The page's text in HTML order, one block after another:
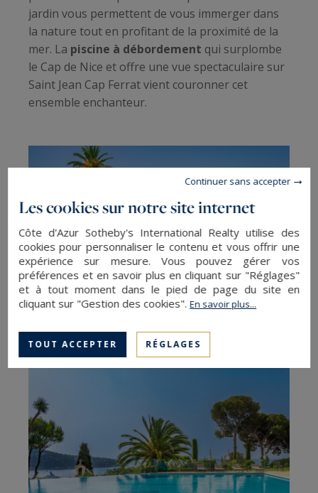
jardin vous permettent de vous immerger dans
la nature tout en profitant de la proximité de la
mer. La piscine à débordement qui surplombe
le Cap de Nice et offre une vue spectaculaire sur
Saint Jean Cap Ferrat vient couronner cet
ensemble enchanteur.
Les cookies sur notre site internet
Côte d'Azur Sotheby's International Realty utilise des
cookies pour personnaliser le contenu et vous offrir une
expérience sur mesure. Vous pouvez gérer vos
préférences et en savoir plus en cliquant sur "Réglages"
et à tout moment dans le pied de page du site en
cliquant sur "Gestion des cookies".En savoir plus...
TOUT ACCEPTER RÉGLAGES
Continuer sans accepter